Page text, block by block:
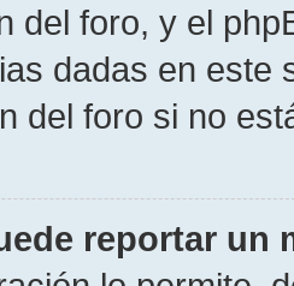
del foro, y el
dadas en este
del foro si no
reportar un